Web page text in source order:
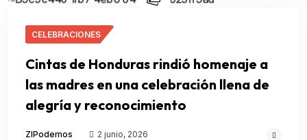
CELEBRACIONES
Cintas de Honduras rindió homenaje a
las madres en una celebración llena de
alegría y reconocimiento
ZIPodemos 2 junio, 2026